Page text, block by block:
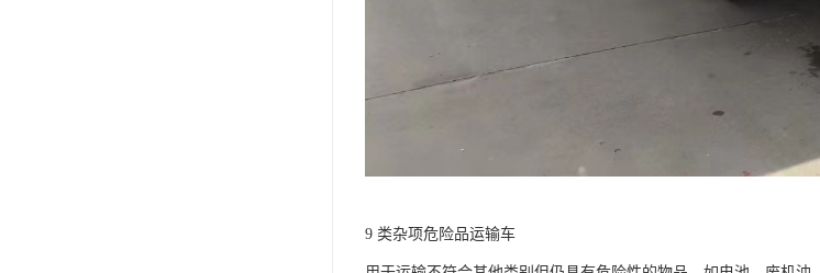
9 类杂项危险品运输车​